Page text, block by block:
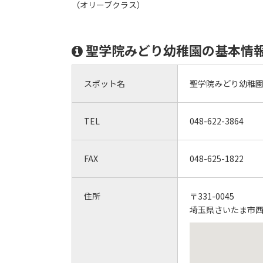
（オリーブクラス）
聖学院みどり幼稚園の基本情
スポット名 聖学院みどり幼稚園
TEL 048-622-3864
FAX 048-625-1822
住所
〒331-0045
埼玉県さいたま市